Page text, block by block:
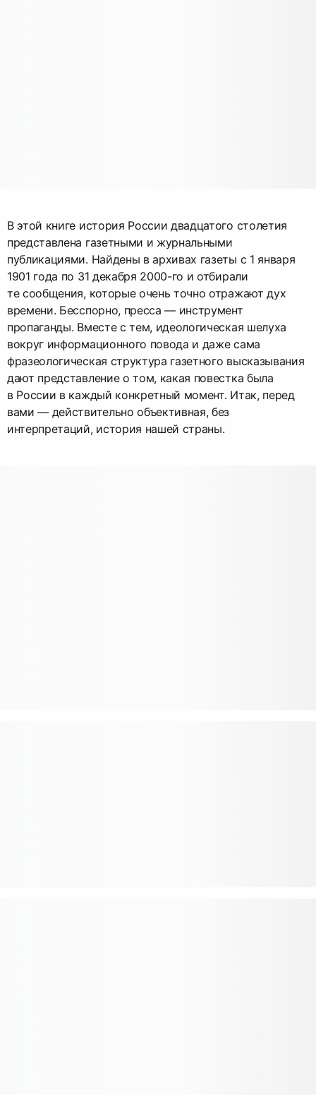
В этой книге история России двадцатого столетия
представлена газетными и журнальными
публикациями. Найдены в архивах газеты с 1 января
1901 года по 31 декабря 2000-го и отбирали
те сообщения, которые очень точно отражают дух
времени. Бесспорно, пресса — инструмент
пропаганды. Вместе с тем, идеологическая шелуха
вокруг информационного повода и даже сама
фразеологическая структура газетного высказывания
дают представление о том, какая повестка была
в России в каждый конкретный момент. Итак, перед
вами — действительно объективная, без
интерпретаций, история нашей страны.